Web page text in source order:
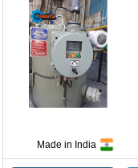
Made in India